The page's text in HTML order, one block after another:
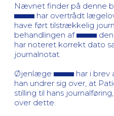
Nævnet finder på denne
har overtrådt
have ført tilstrækkelig
behandlingen af
har noteret korrekt dato
journalnotat.
Øjenlæge
har i brev
han undrer sig over, at
stilling til hans
over dette.